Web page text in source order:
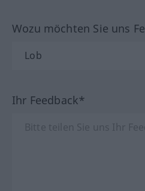
Wozu möchten Sie uns
Ihr Feedback*